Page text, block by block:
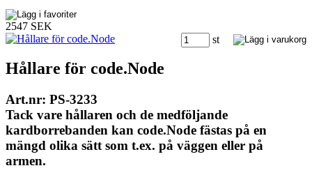
2547 SEK
st
Hållare för code.Node
Art.nr: PS-3233
Tack vare hållaren och de medföljande
kardborrebanden kan code.Node fästas på en
mängd olika sätt som t.ex. på väggen eller på
armen.